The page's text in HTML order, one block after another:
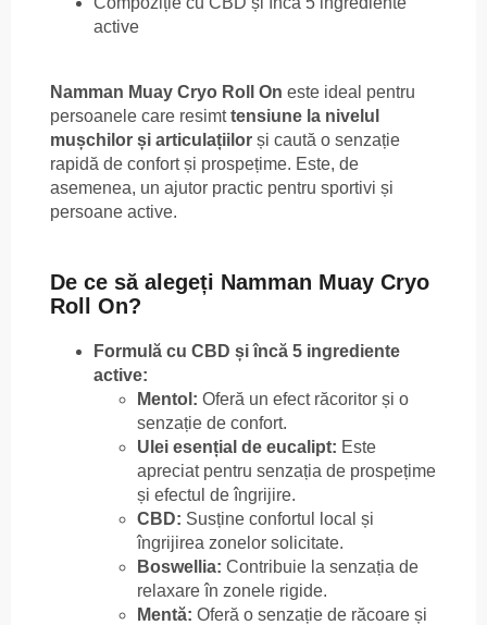
active
Namman Muay Cryo Roll On este ideal pentru
persoanele care resimttensiune la nivelul
mușchilor și articulațiilor și caută o senzație
rapidă de confort și prospețime. Este, de
asemenea, un ajutor practic pentru sportivi și
persoane active.
De ce să alegeți Namman Muay Cryo
Roll On?
Formulă cu CBD și încă 5 ingrediente
active:
Mentol: Oferă un efect răcoritor și o
senzație de confort.
Ulei esențial de eucalipt: Este
apreciat pentru senzația de prospețime
și efectul de îngrijire.
CBD: Susține confortul local și
îngrijirea zonelor solicitate.
Boswellia: Contribuie la senzația de
relaxare în zonele rigide.
Mentă: Oferă o senzație de răcoare și